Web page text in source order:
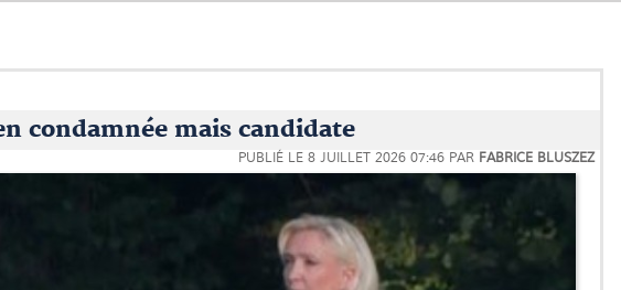
condamnée mais candidate
PUBLIÉ LE 8 JUILLET 2026 07:46 PAR FABRICE BLUSZEZ